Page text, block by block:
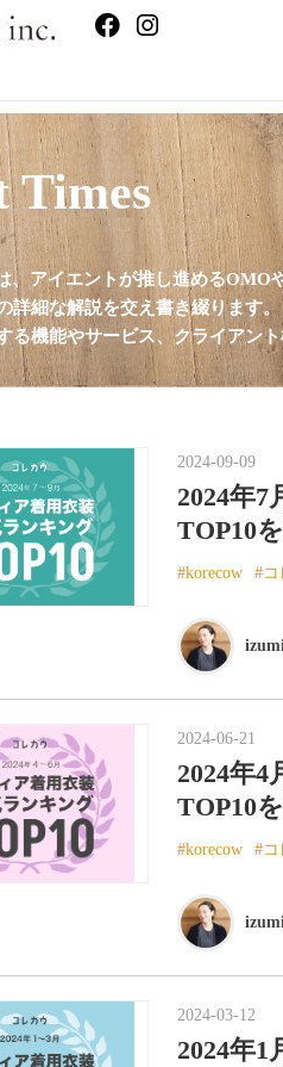
Times
、アイエントが推し進めるOMO
詳細な解説を交え書き綴ります。
る機能やサービス、クライアン
2024-09-09
2024年
TOP10
korecow コ
2024-06-21
2024年
TOP10
korecow コ
2024-03-12
2024年